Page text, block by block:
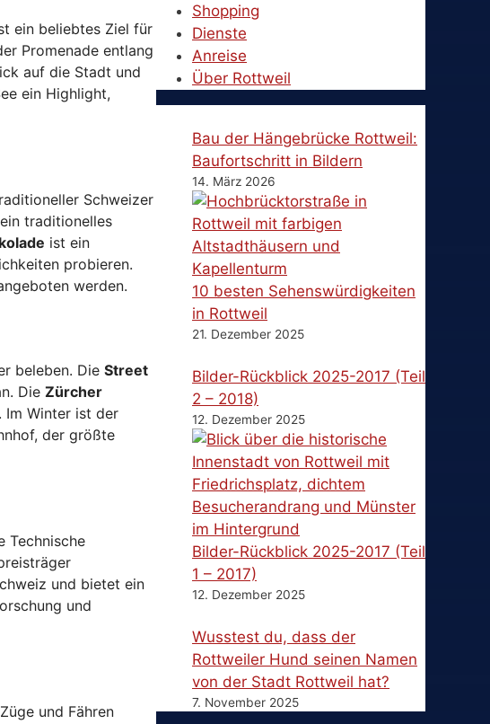
ein beliebtes Ziel für
Promenade entlang
auf die Stadt und
ein Highlight,
Schweizer
traditionelles
ist ein
probieren.
werden.
beleben. Die Street
Die Zürcher
Im Winter ist der
der größte
Technische
und bietet ein
und
und Fähren
Shopping
Dienste
Anreise
Über Rottweil
Bau der Hängebrücke Rottweil:
Baufortschritt in Bildern
14. März 2026
10 besten Sehenswürdigkeiten
in Rottweil
21. Dezember 2025
Bilder-Rückblick 2025-2017 (Teil
2 – 2018)
12. Dezember 2025
Bilder-Rückblick 2025-2017 (Teil
1 – 2017)
12. Dezember 2025
Wusstest du, dass der
Rottweiler Hund seinen Namen
von der Stadt Rottweil hat?
7. November 2025